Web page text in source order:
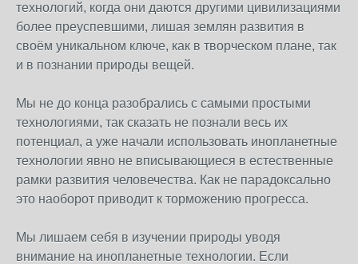
технологий, когда они даются другими цивилизациями
более преуспевшими, лишая землян развития в
своём уникальном ключе, как в творческом плане, так
и в познании природы вещей.
Мы не до конца разобрались с самыми простыми
технологиями, так сказать не познали весь их
потенциал, а уже начали использовать инопланетные
технологии явно не вписывающиеся в естественные
рамки развития человечества. Как не парадоксально
это наоборот приводит к торможению прогресса.
Мы лишаем себя в изучении природы уводя
внимание на инопланетные технологии. Если